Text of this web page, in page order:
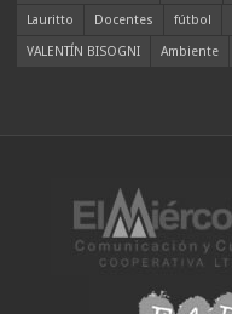
Lauritto
Docentes fútbol
VALENTÍN BISOGNI
Ambiente